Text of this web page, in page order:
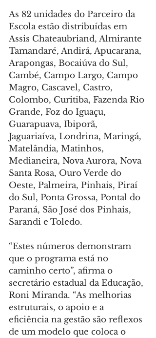
As 82 unidades do Parceiro da
Escola estão distribuídas em
Assis Chateaubriand, Almirante
Tamandaré, Andirá, Apucarana,
Arapongas, Bocaiúva do Sul,
Cambé, Campo Largo, Campo
Magro, Cascavel, Castro,
Colombo, Curitiba, Fazenda Rio
Grande, Foz do Iguaçu,
Guarapuava, Ibiporã,
Jaguariaíva, Londrina, Maringá,
Matelândia, Matinhos,
Medianeira, Nova Aurora, Nova
Santa Rosa, Ouro Verde do
Oeste, Palmeira, Pinhais, Piraí
do Sul, Ponta Grossa, Pontal do
Paraná, São José dos Pinhais,
Sarandi e Toledo.
“Estes números demonstram
que o programa está no
caminho certo”, afirma o
secretário estadual da Educação,
Roni Miranda. “As melhorias
estruturais, o apoio e a
eficiência na gestão são reflexos
de um modelo que coloca o